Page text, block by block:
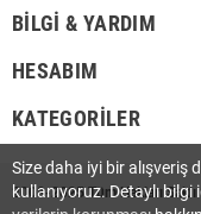
BILGI & YARDIM
HESABIM
KATEGORILER
2008-2025 Tüm Hakları
Size daha iyi bir alışveriş
kullanıyoruz. Detaylı bilgi